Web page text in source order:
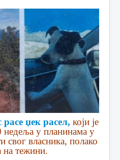
џек расел, који је
у планинама у
свог власника, полако
на тежини.